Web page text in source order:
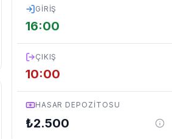
GIRIŞ
16:00
ÇIKIŞ
10:00
HASAR DEPOZITOSU
₺2.500